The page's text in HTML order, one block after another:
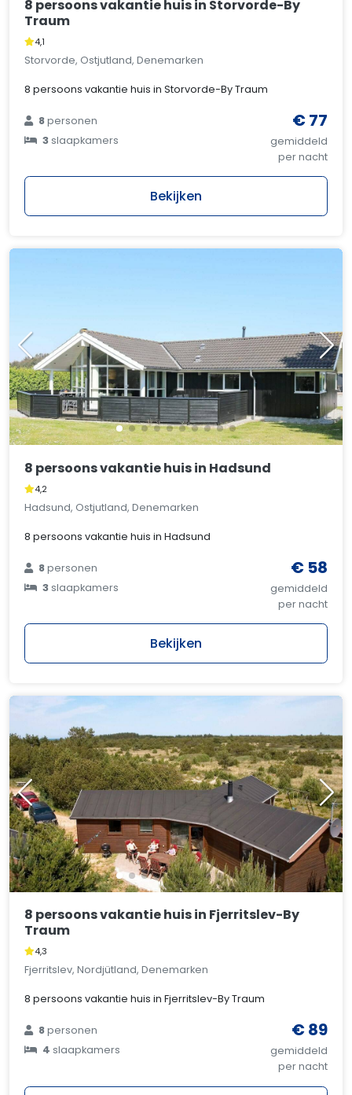
8 persoons vakantie huis in Storvorde-By
Traum
4,1
Storvorde, Ostjutland, Denemarken
8 persoons vakantie huis in Storvorde-By Traum
8personen
3slaapkamers
€ 77
gemiddeld
per nacht
Bekijken
8 persoons vakantie huis in Hadsund
4,2
Hadsund, Ostjutland, Denemarken
8 persoons vakantie huis in Hadsund
8personen
3slaapkamers
€ 58
gemiddeld
per nacht
Bekijken
8 persoons vakantie huis in Fjerritslev-By
Traum
4,3
Fjerritslev, Nordjütland, Denemarken
8 persoons vakantie huis in Fjerritslev-By Traum
8personen
4slaapkamers
€ 89
gemiddeld
per nacht